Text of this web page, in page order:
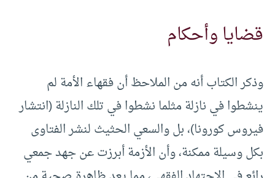
قضايا وأحكام
وذكر الكتاب أنه من الملاحظ أن فقهاء الأمة لم
ينشطوا في نازلة مثلما نشطوا في تلك النازلة (انتشار
فيروس كورونا)، بل والسعي الحثيث لنشر الفتاوى
بكل وسيلة ممكنة، وأن الأزمة أبرزت عن جهد جمعي